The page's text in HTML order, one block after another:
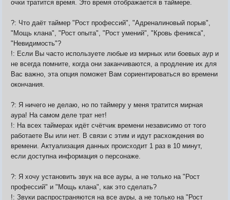
очки тратится время. Это время отображается в таймере.
?: Что даёт таймер "Рост профессий", "Адреналиновый порыв",
"Мощь клана", "Рост опыта", "Рост умений", "Кровь феникса",
"Невидимость"?
!: Если Вы часто используете любые из мирных или боевых аур и
не всегда помните, когда они заканчиваются, а продление их для
Вас важно, эта опция поможет Вам сориентироваться во времени
окончания.
?: Я ничего не делаю, но по таймеру у меня тратится мирная
аура! На самом деле трат нет!
!: На всех таймерах идёт счётчик времени независимо от того
работаете Вы или нет. В связи с этим и идут расхождения во
времени. Актуализация данных происходит 1 раз в 10 минут,
если доступна информация о персонаже.
?: Я хочу установить звук на все ауры, а не только на "Рост
профессий" и "Мощь клана", как это сделать?
!: Звуки распространяются на все ауры, а не только на "Рост